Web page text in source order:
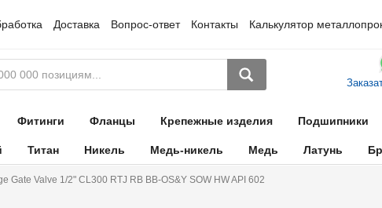
Доставка Вопрос-ответ Контакты Калькулятор
Фитинги Фланцы Крепежные изделия Подшипники
Титан Никель Медь-никель Медь Латунь
Gate Valve 1/2" CL300 RTJ RB BB-OS&Y SOW HW API 602